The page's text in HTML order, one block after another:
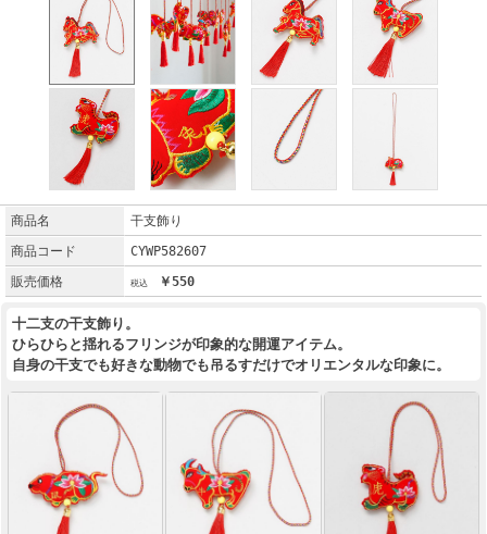
商品名
干支飾り
商品コード
CYWP582607
販売価格
￥550
十二支の干支飾り。
ひらひらと揺れるフリンジが印象的な開運アイテム。
自身の干支でも好きな動物でも吊るすだけでオリエンタルな印象に。